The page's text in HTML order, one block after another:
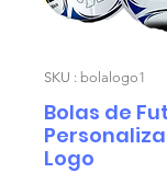
SKU : bolalogo1
Bolas de
Logo